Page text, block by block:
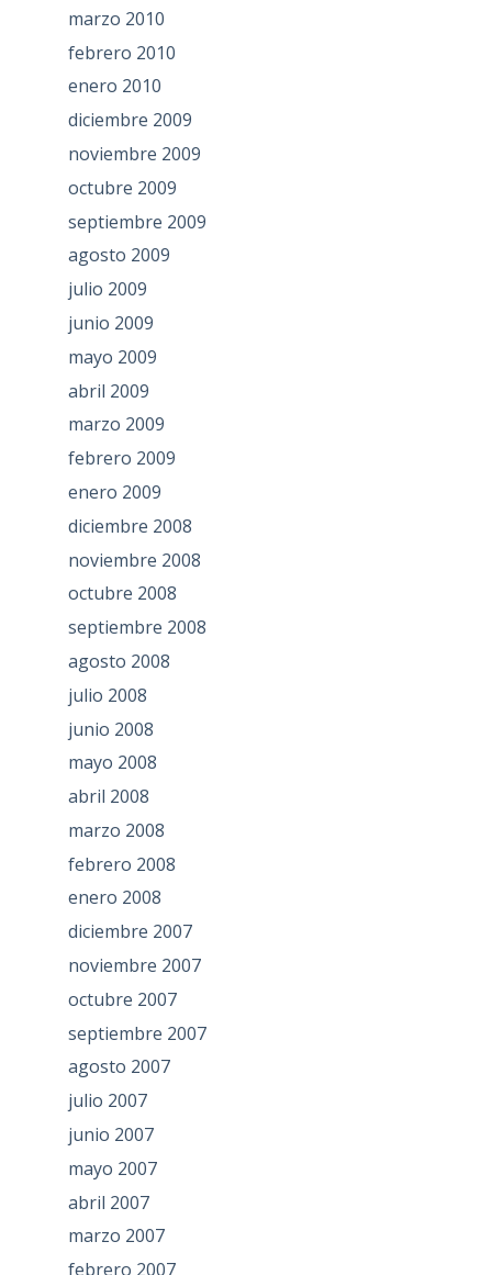
marzo 2010
febrero 2010
enero 2010
diciembre 2009
noviembre 2009
octubre 2009
septiembre 2009
agosto 2009
julio 2009
junio 2009
mayo 2009
abril 2009
marzo 2009
febrero 2009
enero 2009
diciembre 2008
noviembre 2008
octubre 2008
septiembre 2008
agosto 2008
julio 2008
junio 2008
mayo 2008
abril 2008
marzo 2008
febrero 2008
enero 2008
diciembre 2007
noviembre 2007
octubre 2007
septiembre 2007
agosto 2007
julio 2007
junio 2007
mayo 2007
abril 2007
marzo 2007
febrero 2007